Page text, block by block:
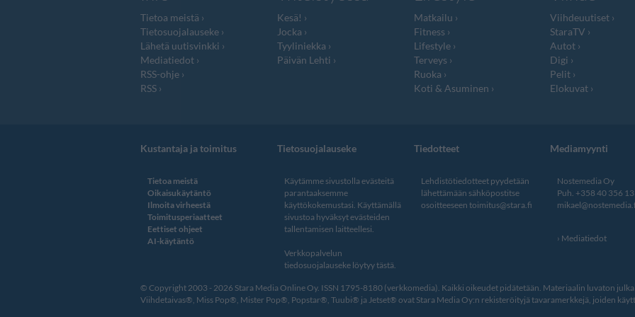
Tietoa meistä
Tietosuojalauseke
Lähetä uutisvinkki
Mediatiedot
RSS-ohje
RSS
Kesä!
Jocka
Tyyliniekka
Päivän Lehti
Matkailu
Fitness
Lifestyle
Terveys
Ruoka
Koti & Asuminen
Viihdeuutiset
StaraTV
Autot
Digi
Pelit
Elokuvat
Kustantaja ja toimitus
Tietoa meistä
Oikaisukäytäntö
Ilmoita virheestä
Toimitusperiaatteet
Eettiset ohjeet
AI-käytäntö
Tietosuojalauseke
Käytämme sivustolla evästeitä
parantaaksemme
käyttökokemustasi. Käyttämällä
sivustoa hyväksyt evästeiden
tallentamisen laitteellesi.
Verkkopalvelun
tiedosuojalauseke löytyy tästä.
Tiedotteet
Lehdistötiedotteet pyydetään
lähettämään sähköpostitse
osoitteeseen toimitus@stara.fi
Mediamyynti
Nostemedia Oy
Puh. +358 40 356
Mediatiedot
© Copyright 2003 - 2026 Stara Media Online Oy. ISSN 1795-8180 (verkkomedia). Kaikki oikeudet pidätetään. Materiaalin luvaton
Viihdetaivas®, Miss Pop®, Mister Pop®, Popstar®, Tuubi® ja Jetset® ovat Stara Media Oy:n rekisteröityjä tavaramerkkejä, joiden